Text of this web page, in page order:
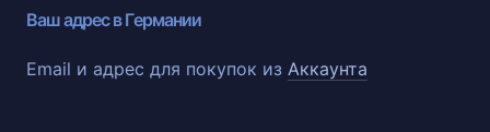
Ваш адрес в Германии
Email и адрес для покупок из Аккаунта